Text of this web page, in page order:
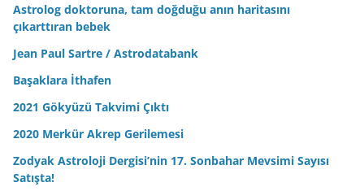
Astrolog doktoruna, tam doğduğu anın haritasını
çıkarttıran bebek
Jean Paul Sartre / Astrodatabank
Başaklara İthafen
2021 Gökyüzü Takvimi Çıktı
2020 Merkür Akrep Gerilemesi
Zodyak Astroloji Dergisi’nin 17. Sonbahar Mevsimi Sayısı
Satışta!